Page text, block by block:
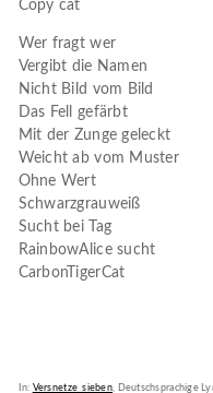
Copy cat
Wer fragt wer
Vergibt die Namen
Nicht Bild vom Bild
Das Fell gefärbt
Mit der Zunge geleckt
Weicht ab vom Muster
Ohne Wert
Schwarzgrauweiß
Sucht bei Tag
RainbowAlice sucht
CarbonTigerCat
In: Versnetze_sieben , Deutschsprachige